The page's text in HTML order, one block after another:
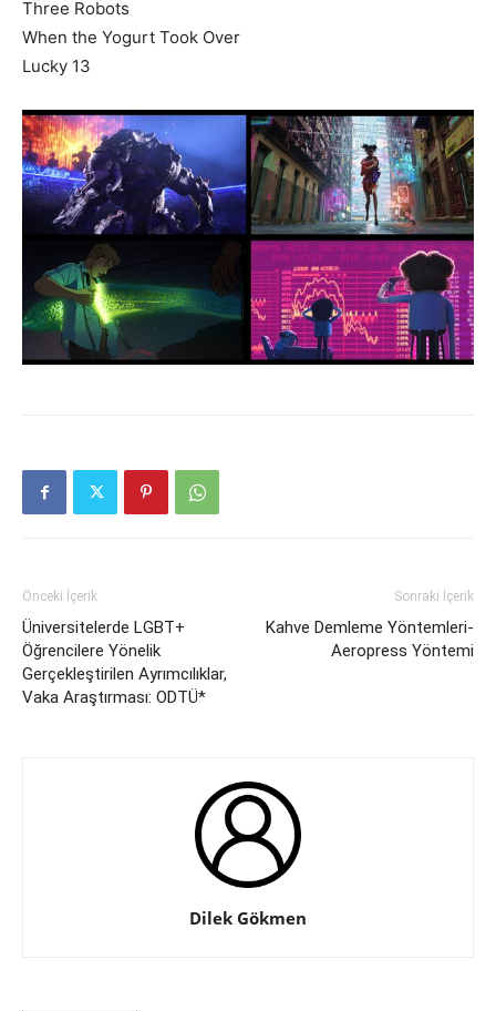
Three Robots
When the Yogurt Took Over
Lucky 13
Önceki İçerik
Üniversitelerde LGBT+
Öğrencilere Yönelik
Gerçekleştirilen Ayrımcılıklar,
Vaka Araştırması: ODTÜ*
Sonraki İçerik
Kahve Demleme Yöntemleri-
Aeropress Yöntemi
Dilek Gökmen